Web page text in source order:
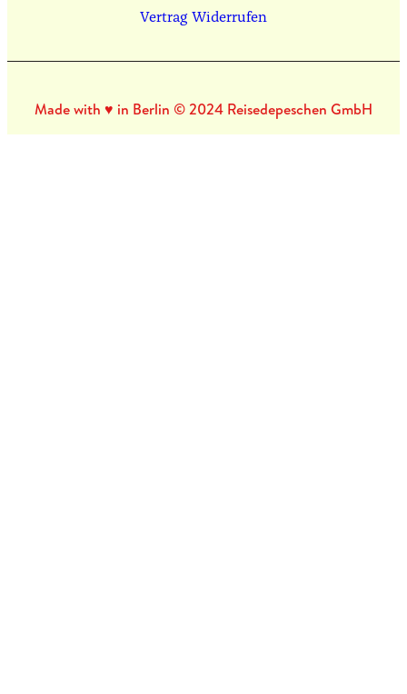
Vertrag Widerrufen
Made with ♥ in Berlin © 2024 Reisedepeschen GmbH